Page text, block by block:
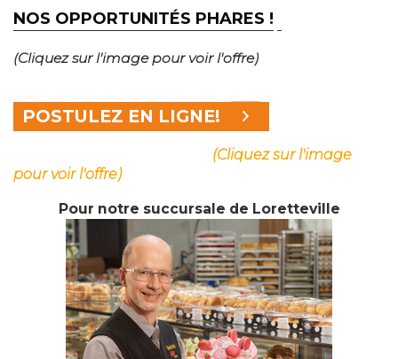
NOS OPPORTUNITÉS PHARES !
(Cliquez sur l'image pour voir l'offre)
POSTULEZ EN LIGNE!
(Cliquez sur l'image
pour voir l'offre)
Pour notre succursale de Loretteville